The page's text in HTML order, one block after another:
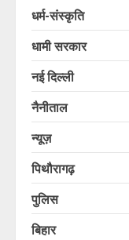
धर्म-संस्कृति
धामी सरकार
नई दिल्ली
नैनीताल
न्यूज़
पिथौरागढ़
पुलिस
बिहार
5